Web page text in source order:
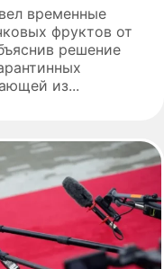
временные
фруктов от
решение
из...